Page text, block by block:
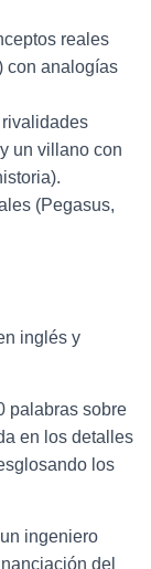
reales
con analogías
un villano con
(Pegasus,
inglés y
palabras sobre
en los detalles
los
ingeniero
del